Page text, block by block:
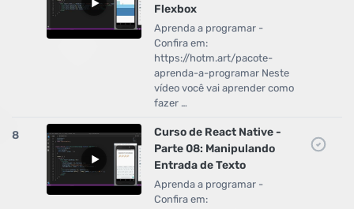
Flexbox
Aprenda a programar -
Confira em:
https://hotm.art/pacote-
aprenda-a-programar Neste
vídeo você vai aprender como
fazer …
8
Curso de React Native -
Parte 08: Manipulando
Entrada de Texto
Aprenda a programar -
Confira em: